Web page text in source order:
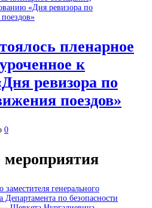
пленарное
к
ревизора по
поездов»
0